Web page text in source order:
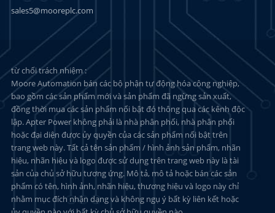
sales5@mooreplc.com
từ chối trách nhiệm :
Moore Automation bán các bộ phận tự động hóa công nghiệp,
bao gồm các sản phẩm mới và sản phẩm đã ngừng sản xuất,
đồng thời mua các sản phẩm nổi bật đó thông qua các kênh độc
lập. Apter Power không phải là nhà phân phối, nhà phân phối
hoặc đại diện được ủy quyền của các sản phẩm nổi bật trên
trang web này. Tất cả tên sản phẩm / hình ảnh sản phẩm, nhãn
hiệu, nhãn hiệu và logo được sử dụng trên trang web này là tài
sản của chủ sở hữu tương ứng. Mô tả, mô tả hoặc bán các sản
phẩm có tên, hình ảnh, nhãn hiệu, thương hiệu và logo này chỉ
nhằm mục đích nhận dạng và không ngụ ý bất kỳ liên kết hoặc